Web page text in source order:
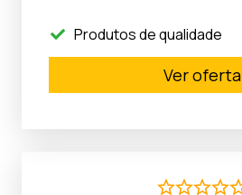
Produtos de qualidade
Ver oferta